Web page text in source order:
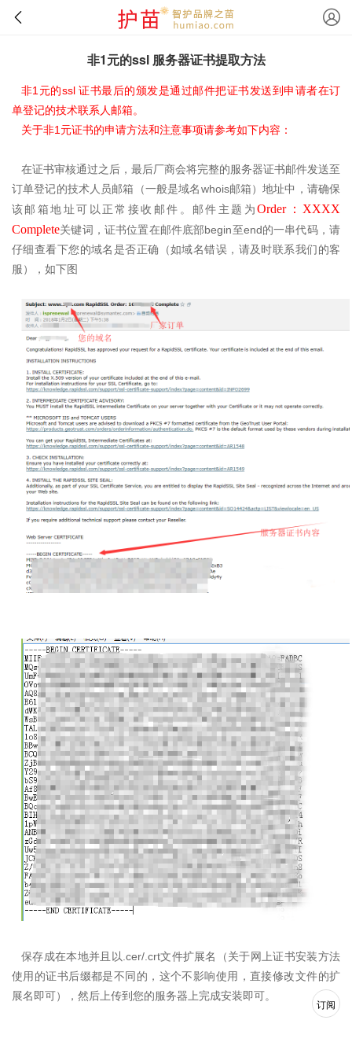
非1元的ssl 服务器证书提取方法
非1 元的ssl证书最后的颁发是通过邮件把证书发送到申请者在订
单登记的技术联系人邮箱。
关于非1 元证书的申请方法和注意事项请参考如下内容：
在证书审核通过之后，最后厂商会将完整的服务器证书邮件发送至
订单登记的技术人员邮箱（一般是域名 whois邮箱）地址中，请确保
该邮箱地址可以正常接收邮件。邮件主题为Order： XXXX
Complete关键词，证书位置在邮件底部begin 至end的一串代码，请
仔细查看下您的域名是否正确（如域名错误，请及时联系我们的客
服），如下图
保存成在本地并且以 .cer/.crt文件扩展名（关于网上证书安装方法
使用的证书后缀都是不同的，这个不影响使用，直接修改文件的扩
展名即可），然后上传到您的服务器上完成安装即可。
订阅